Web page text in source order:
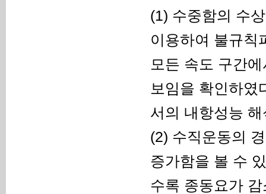
(1) 수중함의 수
이용하여 불규칙
모든 속도 구간
보임을 확인하였
서의 내항성능
(2) 수직운동의
증가함을 볼 수
수록 종동요가